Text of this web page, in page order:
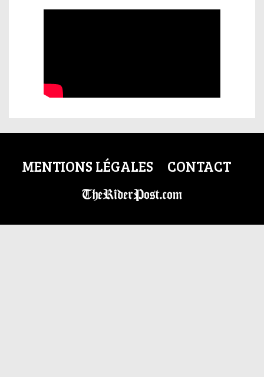
MENTIONS LÉGALES CONTACT